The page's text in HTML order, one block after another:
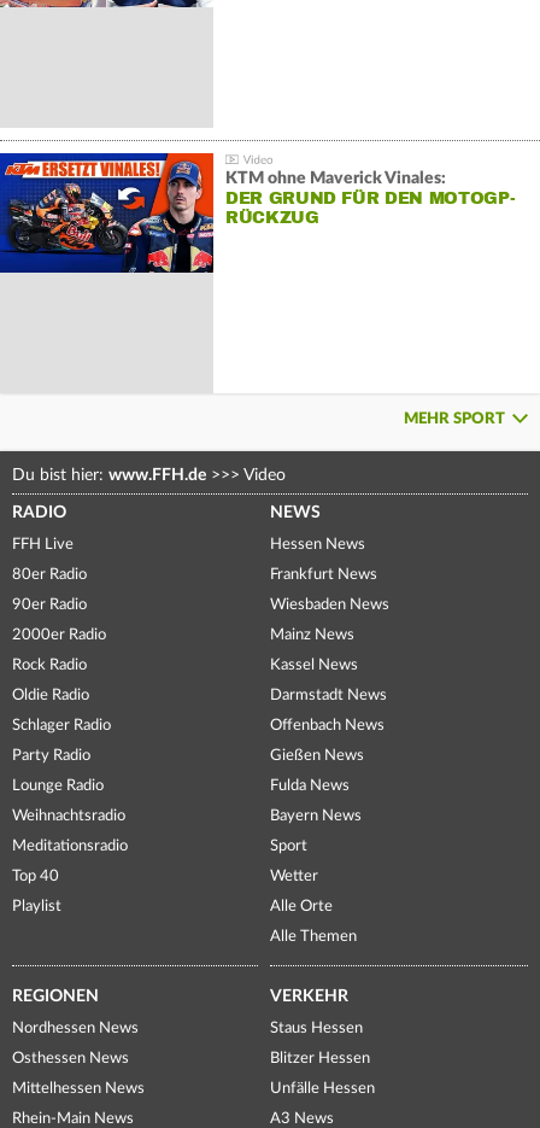
KTM ohne Maverick Vinales:
DER GRUND FÜR DEN MOTOGP-
RÜCKZUG
MEHR SPORT
Du bist hier: www.FFH.de >>> Video
RADIO
FFH Live
80er Radio
90er Radio
2000er Radio
Rock Radio
Oldie Radio
Schlager Radio
Party Radio
Lounge Radio
Weihnachtsradio
Meditationsradio
Top 40
Playlist
NEWS
Hessen News
Frankfurt News
Wiesbaden News
Mainz News
Kassel News
Darmstadt News
Offenbach News
Gießen News
Fulda News
Bayern News
Sport
Wetter
Alle Orte
Alle Themen
REGIONEN
Nordhessen News
Osthessen News
Mittelhessen News
Rhein-Main News
VERKEHR
Staus Hessen
Blitzer Hessen
Unfälle Hessen
A3 News